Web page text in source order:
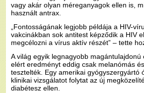
vagy akár olyan méreganyagok ellen is,
használt antrax.
„Fontosságának legjobb példája a HIV-
vakcinákban sok antitest képződik a HIV
megcélozni a vírus aktív részét” – tette
A világ egyik legnagyobb
elért eredményt eddig csak melanómás
tesztelték. Egy amerikai gyógyszergyártó
klinikai vizsgálatot folytat az új
diabétesz ellen.